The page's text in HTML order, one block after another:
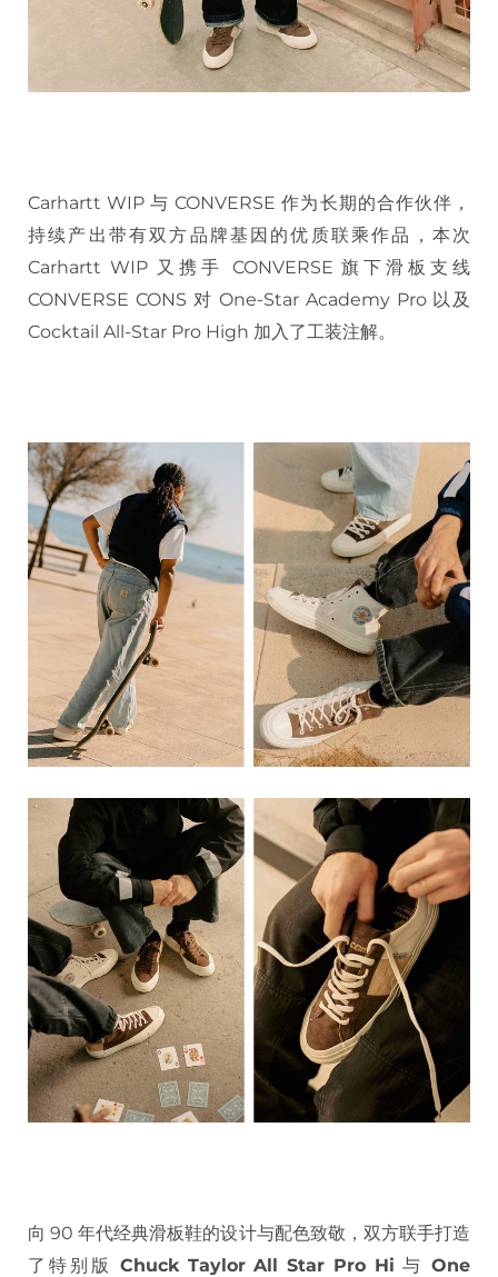
Carhartt WIP 与 CONVERSE 作为长期的合作伙伴，
持续产出带有双方品牌基因的优质联乘作品，本次
Carhartt WIP 又携手 CONVERSE 旗下滑板支线
CONVERSE CONS 对 One-Star Academy Pro 以及
Cocktail All-Star Pro High 加入了工装注解。
向 90 年代经典滑板鞋的设计与配色致敬，双方联手打造
了特别版 Chuck Taylor All Star Pro Hi 与One